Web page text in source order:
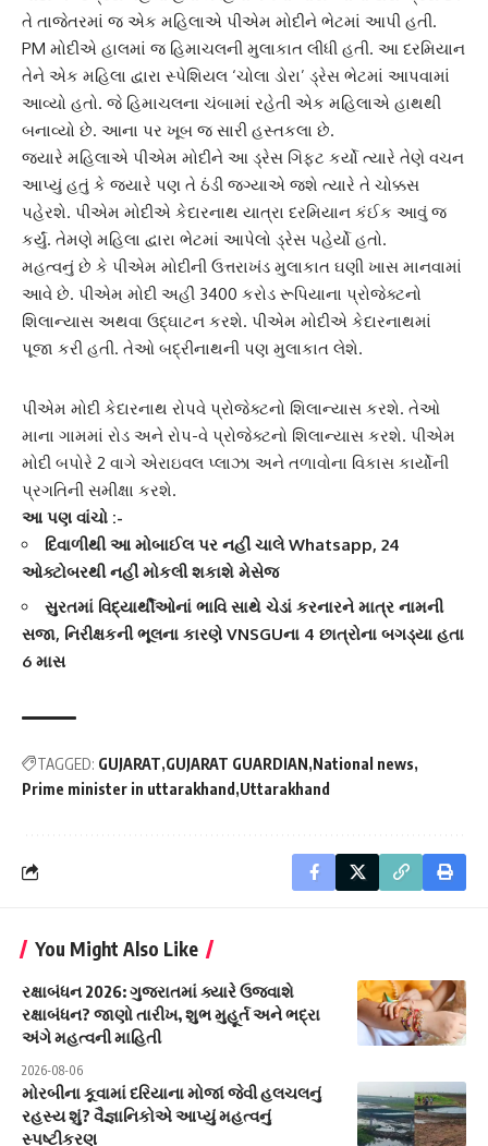
તે તાજેતરમાં જ એક મહિલાએ પીએમ મોદીને ભેટમાં આપી હતી.
PM મોદીએ હાલમાં જ હિમાચલની મુલાકાત લીધી હતી. આ દરમિયાન
તેને એક મહિલા દ્વારા સ્પેશિયલ ‘ચોલા ડોરા’ ડ્રેસ ભેટમાં આપવામાં
આવ્યો હતો. જે હિમાચલના ચંબામાં રહેતી એક મહિલાએ હાથથી
બનાવ્યો છે. આના પર ખૂબ જ સારી હસ્તકલા છે.
જ્યારે મહિલાએ પીએમ મોદીને આ ડ્રેસ ગિફ્ટ કર્યો ત્યારે તેણે વચન
આપ્યું હતું કે જ્યારે પણ તે ઠંડી જગ્યાએ જશે ત્યારે તે ચોક્કસ
પહેરશે. પીએમ મોદીએ કેદારનાથ યાત્રા દરમિયાન કંઈક આવું જ
કર્યું. તેમણે મહિલા દ્વારા ભેટમાં આપેલો ડ્રેસ પહેર્યો હતો.
મહત્વનું છે કે પીએમ મોદીની ઉત્તરાખંડ મુલાકાત ઘણી ખાસ માનવામાં
આવે છે. પીએમ મોદી અહીં 3400 કરોડ રૂપિયાના પ્રોજેક્ટનો
શિલાન્યાસ અથવા ઉદ્ઘાટન કરશે. પીએમ મોદીએ કેદારનાથમાં
પૂજા કરી હતી. તેઓ બદ્રીનાથની પણ મુલાકાત લેશે.
પીએમ મોદી કેદારનાથ રોપવે પ્રોજેક્ટનો શિલાન્યાસ કરશે. તેઓ
માના ગામમાં રોડ અને રોપ-વે પ્રોજેક્ટનો શિલાન્યાસ કરશે. પીએમ
મોદી બપોરે 2 વાગે એરાઇવલ પ્લાઝા અને તળાવોના વિકાસ કાર્યોની
પ્રગતિની સમીક્ષા કરશે.
આ પણ વાંચો :-
દિવાળીથી આ મોબાઈલ પર નહીં ચાલે Whatsapp, 24
ઓક્ટોબરથી નહીં મોકલી શકાશે મેસેજ
સુરતમાં વિદ્યાર્થીઓનાં ભાવિ સાથે ચેડાં કરનારને માત્ર નામની
સજા, નિરીક્ષકની ભૂલના કારણે VNSGUના 4 છાત્રોના બગડ્યા હતા
6 માસ
TAGGED: GUJARAT GUJARAT GUARDIAN National news
Prime minister in uttarakhand Uttarakhand
You Might Also Like
રક્ષાબંધન 2026: ગુજરાતમાં ક્યારે ઉજવાશે
રક્ષાબંધન? જાણો તારીખ, શુભ મુહૂર્ત અને ભદ્રા
અંગે મહત્વની માહિતી
2026-08-06
મોરબીના કૂવામાં દરિયાના મોજાં જેવી હલચલનું
રહસ્ય શું? વૈજ્ઞાનિકોએ આપ્યું મહત્વનું
સ્પષ્ટીકરણ